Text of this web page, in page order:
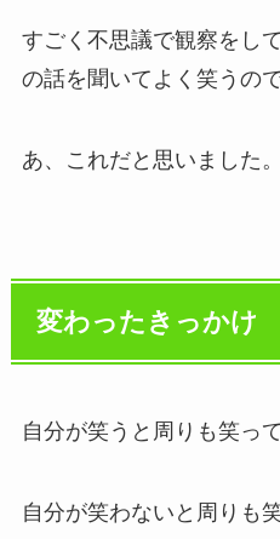
すごく不思議で観察をし
の話を聞いてよく笑うので
あ、これだと思いました。
変わったきっかけ
自分が笑うと周りも笑っ
自分が笑わないと周りも